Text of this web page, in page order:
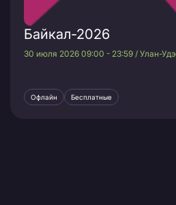
Байкал-2026
30 июля 2026 09:00 - 23:59 / Улан-Удэ
Офлайн Бесплатные